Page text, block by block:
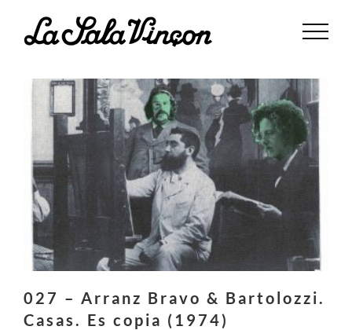
027 – Arranz Bravo & Bartolozzi.
Casas. Es copia (1974)